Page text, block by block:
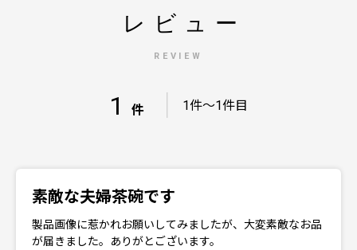
レビュー
REVIEW
1 件 1件～1件目
素敵な夫婦茶碗です
製品画像に惹かれお願いしてみましたが、大変素敵なお品
が届きました。ありがとございます。